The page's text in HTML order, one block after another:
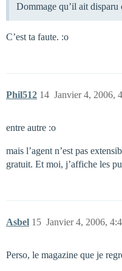
Dommage qu’il ait disparu
C’est ta faute. :o
Phil512 Janvier 4, 2006,
14
entre autre :o
mais l’agent n’est pas
gratuit. Et moi, j’affiche les
Asbel Janvier 4, 2006,
15
Perso, le magazine que je